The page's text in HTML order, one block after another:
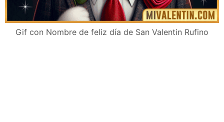
Gif con Nombre de feliz día de San Valentin Rufino